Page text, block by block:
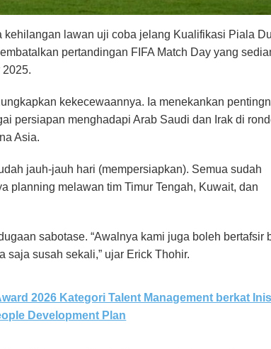
kehilangan lawan uji coba jelang Kualifikasi Piala
pertandingan FIFA Match Day yang
kekecewaannya. Ia menekankan
persiapan menghadapi Arab Saudi dan Irak di
Asia.
jauh-jauh hari (mempersiapkan). Semua sudah
planning melawan tim Timur Tengah, Kuwait, dan
sabotase. “Awalnya kami juga boleh bertafsir
saja susah sekali,” ujar Erick Thohir.
2026 Kategori Talent Management berkat
Development Plan